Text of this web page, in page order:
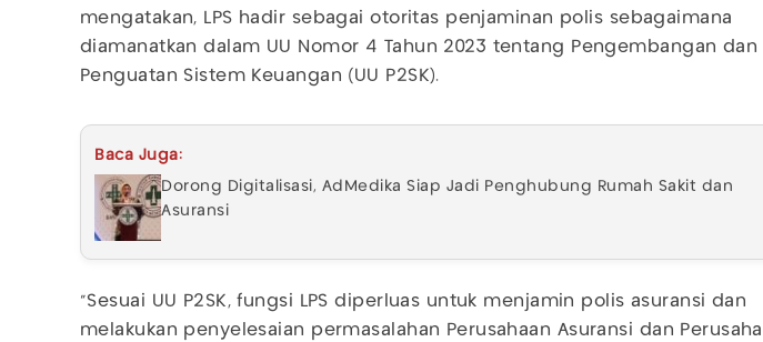
mengatakan, LPS hadir sebagai otoritas penjaminan polis sebagaimana
diamanatkan dalam UU Nomor 4 Tahun 2023 tentang Pengembangan dan
Penguatan Sistem Keuangan (UU P2SK).
Baca Juga:
Dorong Digitalisasi, AdMedika Siap Jadi Penghubung Rumah Sakit dan
Asuransi
"Sesuai UU P2SK, fungsi LPS diperluas untuk menjamin polis asuransi dan
melakukan penyelesaian permasalahan Perusahaan Asuransi dan